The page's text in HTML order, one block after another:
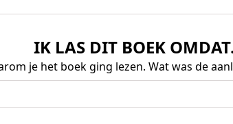
IK LAS DIT BOEK
je het boek ging lezen. Wat was de